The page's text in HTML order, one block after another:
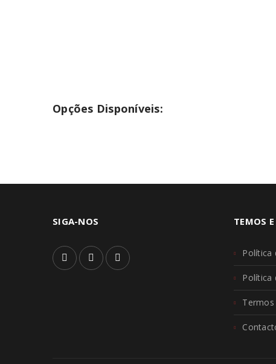
Opções Disponíveis:
SIGA-NOS TEMOS
Política
Política
Termos